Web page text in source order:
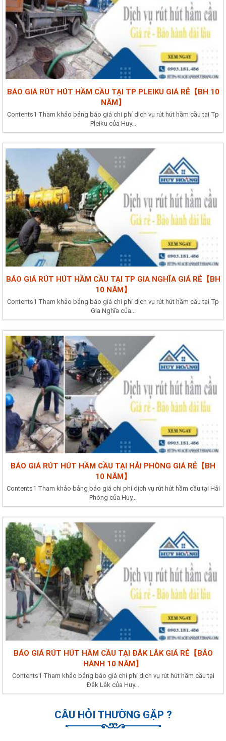
BÁO GIÁ RÚT HÚT HẦM CẦU TẠI TP PLEIKU GIÁ RẺ【BH 10
NĂM】
Contents1 Tham khảo bảng báo giá chi phí dịch vụ rút hút hầm cầu tại Tp
Pleiku của Huy...
BÁO GIÁ RÚT HÚT HẦM CẦU TẠI TP GIA NGHĨA GIÁ RẺ【BH
10 NĂM】
Contents1 Tham khảo bảng báo giá chi phí dịch vụ rút hút hầm cầu tại Tp
Gia Nghĩa của...
BÁO GIÁ RÚT HÚT HẦM CẦU TẠI HẢI PHÒNG GIÁ RẺ【BH
10 NĂM】
Contents1 Tham khảo bảng báo giá chi phí dịch vụ rút hút hầm cầu tại Hải
Phòng của Huy...
BÁO GIÁ RÚT HÚT HẦM CẦU TẠI ĐẮK LẮK GIÁ RẺ【BẢO
HÀNH 10 NĂM】
Contents1 Tham khảo bảng báo giá chi phí dịch vụ rút hút hầm cầu tại
Đắk Lắk của Huy...
CÂU HỎI THƯỜNG GẶP ?